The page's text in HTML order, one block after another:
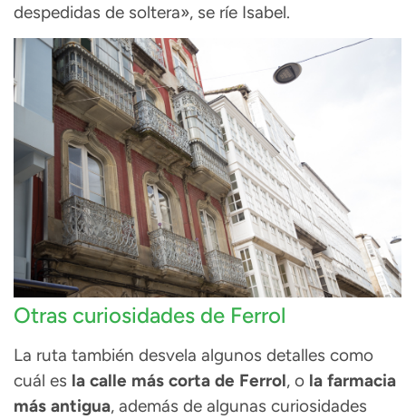
despedidas de soltera», se ríe Isabel.
Otras curiosidades de Ferrol
La ruta también desvela algunos detalles como
cuál es la calle más corta de Ferrol, o la farmacia
más antigua, además de algunas curiosidades